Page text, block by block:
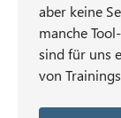
aber keine
manche
sind für uns
von